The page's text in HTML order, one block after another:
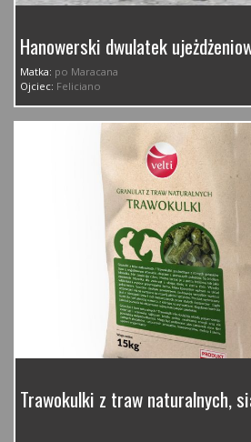
Hanowerski dwulatek
Matka: po Maracana
Ojciec: Feliciano
Trawokulki z traw naturalnych,